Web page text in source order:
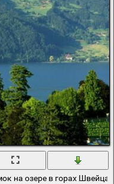
на озере в горах